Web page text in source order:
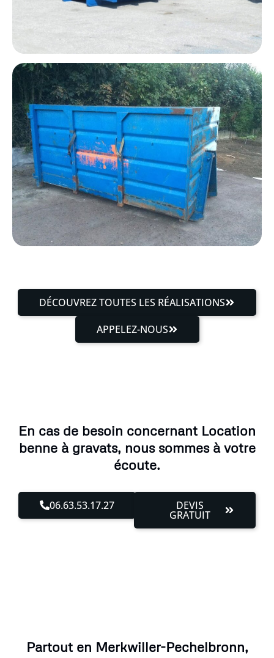
DÉCOUVREZ TOUTES LES RÉALISATIONS
APPELEZ-NOUS
En cas de besoin concernant Location
benne à gravats, nous sommes à votre
écoute.
06.63.53.17.27 DEVIS
GRATUIT
Partout en Merkwiller-Pechelbronn,